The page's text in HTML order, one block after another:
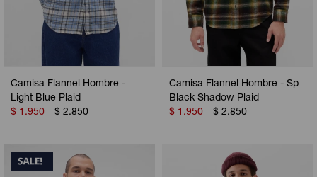
Camisa Flannel Hombre -
Light Blue Plaid
$ 1.950 $ 2.850
Camisa Flannel Hombre - Sp
Black Shadow Plaid
$ 1.950 $ 2.850